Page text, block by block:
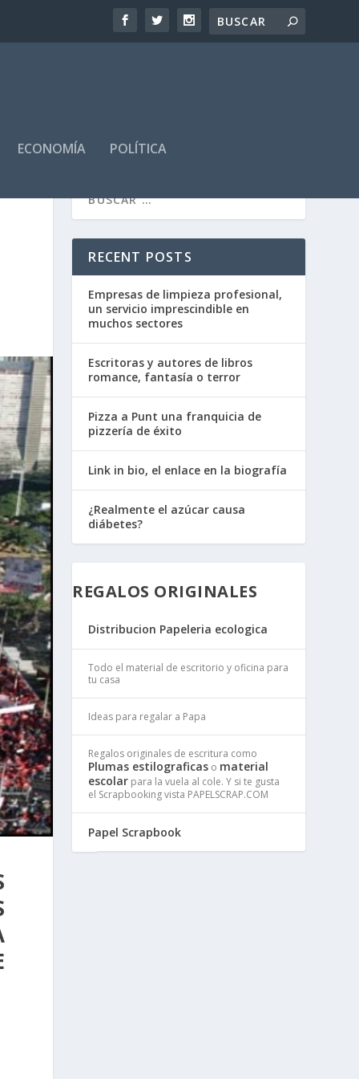
ECONOMÍA POLÍTICA
RECENT POSTS
Empresas de limpieza profesional,
un servicio imprescindible en
muchos sectores
Escritoras y autores de libros
romance, fantasía o terror
Pizza a Punt una franquicia de
pizzería de éxito
Link in bio, el enlace en la biografía
¿Realmente el azúcar causa
diábetes?
REGALOS ORIGINALES
Distribucion Papeleria ecologica
Todo el material de escritorio y oficina para
tu casa
Ideas para regalar a Papa
Regalos originales de escritura como
Plumas estilograficas o material
escolar para la vuela al cole. Y si te gusta
el Scrapbooking vista PAPELSCRAP.COM
Papel Scrapbook